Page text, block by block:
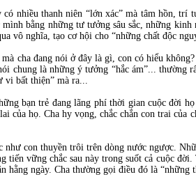
có nhiều thanh niên “lớn xác” mà tâm hồn, trí
mình bằng những tư tưởng sâu sắc, những
vô nghĩa, tạo cơ hội cho “những chất độc
cha đang nói ở đây là gì, con có hiểu
chung là những ý tưởng “hắc ám”... thường
vi bất thiện” mà ra...
bạn trẻ đang lãng phí thời gian cuộc đời
của họ. Cha hy vọng, chắc chắn con trai của
con thuyền trôi trên dòng nước ngược.
tiến vững chắc sau này trong suốt cả cuộc
hằng ngày. Cha thường gọi điều đó là “những